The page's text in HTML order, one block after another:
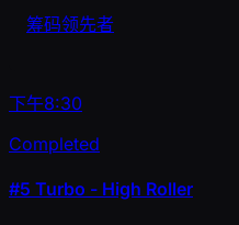
筹码领先者
下午8:30
Completed
#5 Turbo - High Roller